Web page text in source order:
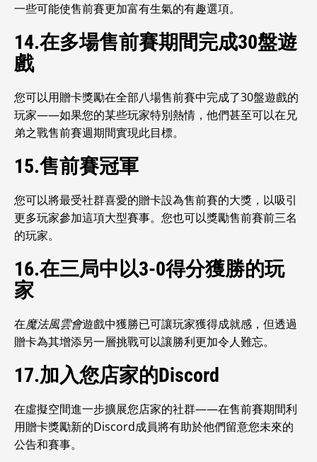
一些可能使售前賽更加富有生氣的有趣選項。
14.在多場售前賽期間完成30盤遊
戲
您可以用贈卡獎勵在全部八場售前賽中完成了30盤遊戲的
玩家——如果您的某些玩家特別熱情，他們甚至可以在兄
弟之戰售前賽週期間實現此目標。
15.售前賽冠軍
您可以將最受社群喜愛的贈卡設為售前賽的大獎，以吸引
更多玩家參加這項大型賽事。您也可以獎勵售前賽前三名
的玩家。
16.在三局中以3-0得分獲勝的玩
家
在魔法風雲會遊戲中獲勝已可讓玩家獲得成就感，但透過
贈卡為其增添另一層挑戰可以讓勝利更加令人難忘。
17.加入您店家的Discord
在虛擬空間進一步擴展您店家的社群——在售前賽期間利
用贈卡獎勵新的Discord成員將有助於他們留意您未來的
公告和賽事。